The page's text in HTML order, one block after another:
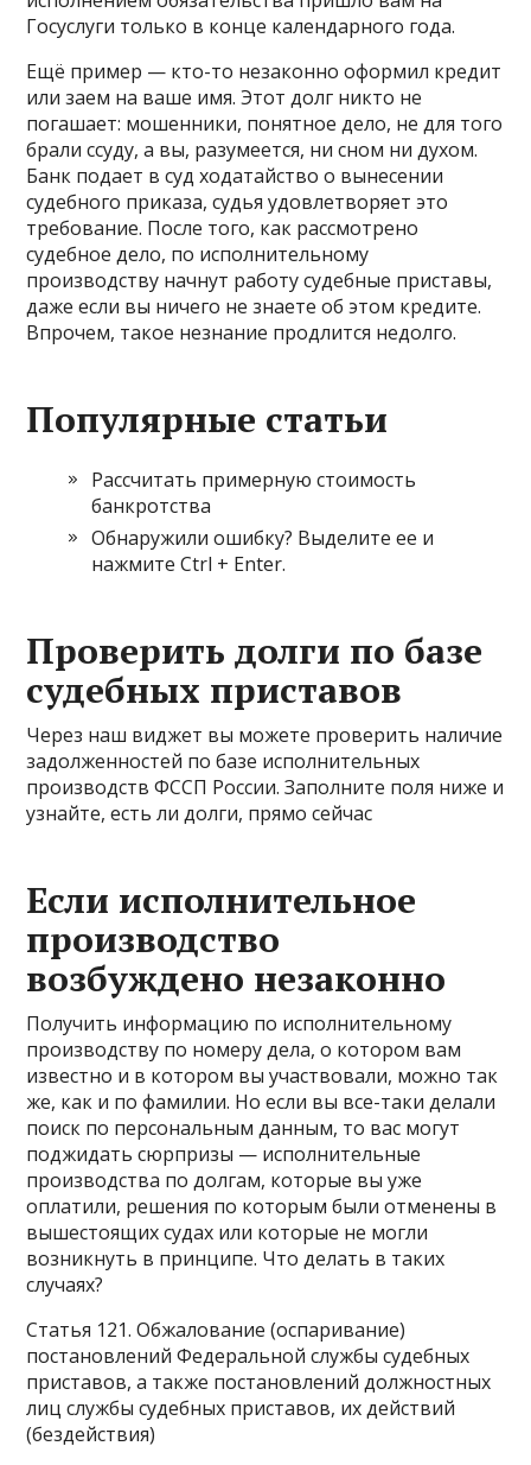
Госуслуги только в конце календарного года.
Ещё пример — кто-то незаконно оформил кредит
или заем на ваше имя. Этот долг никто не
погашает: мошенники, понятное дело, не для того
брали ссуду, а вы, разумеется, ни сном ни духом.
Банк подает в суд ходатайство о вынесении
судебного приказа, судья удовлетворяет это
требование. После того, как рассмотрено
судебное дело, по исполнительному
производству начнут работу судебные приставы,
даже если вы ничего не знаете об этом кредите.
Впрочем, такое незнание продлится недолго.
Популярные статьи
Рассчитать примерную стоимость
банкротства
Обнаружили ошибку? Выделите ее и
нажмите Ctrl + Enter.
Проверить долги по базе
судебных приставов
Через наш виджет вы можете проверить наличие
задолженностей по базе исполнительных
производств ФССП России. Заполните поля ниже и
узнайте, есть ли долги, прямо сейчас
Если исполнительное
производство
возбуждено незаконно
Получить информацию по исполнительному
производству по номеру дела, о котором вам
известно и в котором вы участвовали, можно так
же, как и по фамилии. Но если вы все-таки делали
поиск по персональным данным, то вас могут
поджидать сюрпризы — исполнительные
производства по долгам, которые вы уже
оплатили, решения по которым были отменены в
вышестоящих судах или которые не могли
возникнуть в принципе. Что делать в таких
случаях?
Статья 121. Обжалование (оспаривание)
постановлений Федеральной службы судебных
приставов, а также постановлений должностных
лиц службы судебных приставов, их действий
(бездействия)